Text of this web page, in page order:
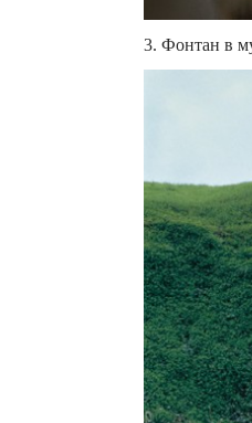
3. Фонтан в